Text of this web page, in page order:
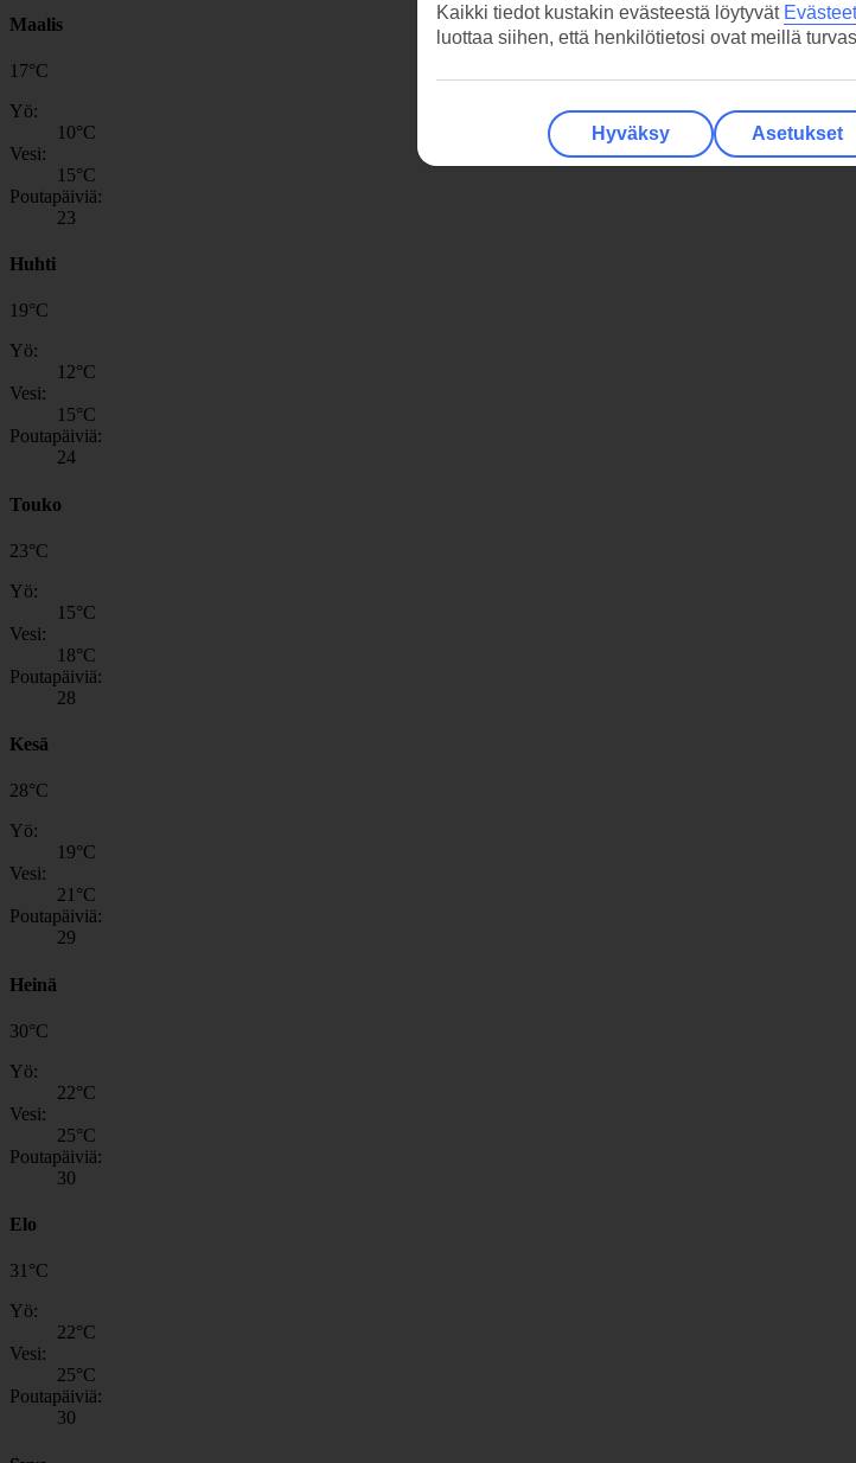
Maalis
17°C
Yö:
10°C
Vesi:
15°C
Poutapäiviä:
23
Huhti
19°C
Yö:
12°C
Vesi:
15°C
Poutapäiviä:
24
Touko
23°C
Yö:
15°C
Vesi:
18°C
Poutapäiviä:
28
Kesä
28°C
Yö:
19°C
Vesi:
21 °C
Poutapäiviä:
29
Heinä
30°C
Yö:
22°C
Vesi:
25°C
Poutapäiviä:
30
Elo
31°C
Yö:
22°C
Vesi:
25°C
Poutapäiviä:
30
Kaikki tiedot kustakin evästeestä löytyvät Evästeet
luottaa siihen, että henkilötietosi ovat meillä
Hyväksy Asetukset